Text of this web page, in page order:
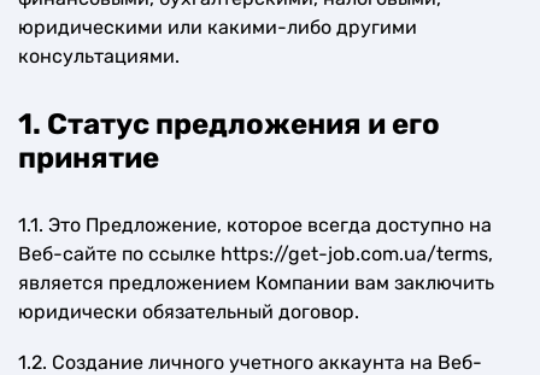
юридическими или какими-либо другими
консультациями.
1. Статус предложения и его
принятие
1.1. Это Предложение, которое всегда доступно на
Веб-сайте по ссылке https://get-job.com.ua/terms,
является предложением Компании вам заключить
юридически обязательный договор.
1.2. Создание личного учетного аккаунта на Веб-